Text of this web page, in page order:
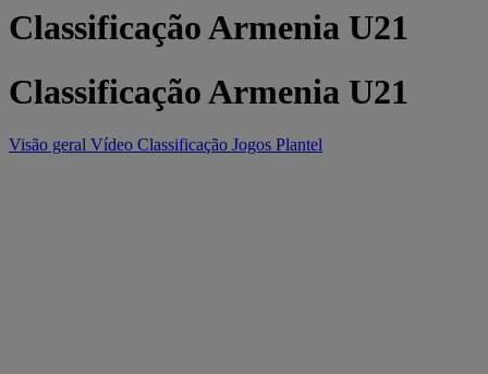
Classificação Armenia U21
Classificação Armenia U21
Visão geral Vídeo Classificação Jogos Plantel